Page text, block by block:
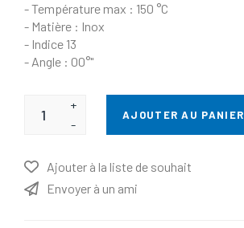
- Température max : 150 °C
- Matière : Inox
- Indice 13
- Angle : 00°"
+
-
AJOUTER AU PANIER
Ajouter à la liste de souhait
Envoyer à un ami